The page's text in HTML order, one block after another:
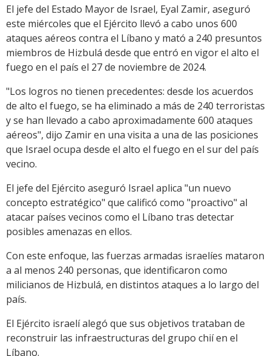
Link
El jefe del Estado Mayor de Israel, Eyal Zamir, aseguró
este miércoles que el Ejército llevó a cabo unos 600
ataques aéreos contra el Líbano y mató a 240 presuntos
miembros de Hizbulá desde que entró en vigor el alto el
fuego en el país el 27 de noviembre de 2024.
"Los logros no tienen precedentes: desde los acuerdos
de alto el fuego, se ha eliminado a más de 240 terroristas
y se han llevado a cabo aproximadamente 600 ataques
aéreos", dijo Zamir en una visita a una de las posiciones
que Israel ocupa desde el alto el fuego en el sur del país
vecino.
El jefe del Ejército aseguró Israel aplica "un nuevo
concepto estratégico" que calificó como "proactivo" al
atacar países vecinos como el Líbano tras detectar
posibles amenazas en ellos.
Con este enfoque, las fuerzas armadas israelíes mataron
a al menos 240 personas, que identificaron como
milicianos de Hizbulá, en distintos ataques a lo largo del
país.
El Ejército israelí alegó que sus objetivos trataban de
reconstruir las infraestructuras del grupo chií en el
Líbano.